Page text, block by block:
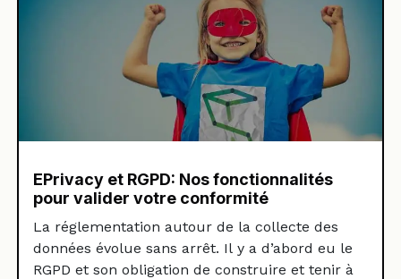
EPrivacy et RGPD: Nos fonctionnalités
pour valider votre conformité
La réglementation autour de la collecte des
données évolue sans arrêt. Il y a d’abord eu le
RGPD et son obligation de construire et tenir à